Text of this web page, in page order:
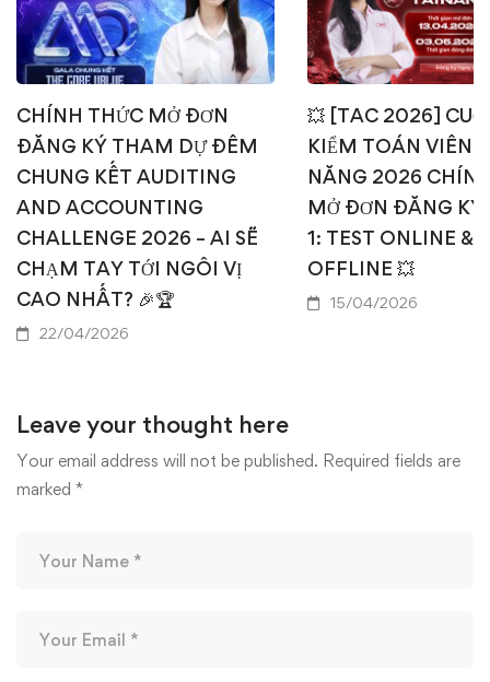
CHÍNH THỨC MỞ ĐƠN
ĐĂNG KÝ THAM DỰ ĐÊM
CHUNG KẾT AUDITING
AND ACCOUNTING
CHALLENGE 2026 – AI SẼ
CHẠM TAY TỚI NGÔI VỊ
CAO NHẤT? 🎉🏆
22/04/2026
💥 [TAC 2026]
KIỂM TOÁN VIÊN
NĂNG 2026
MỞ ĐƠN ĐĂNG KÝ
1: TEST ONLINE &
OFFLINE 💥
15/04/2026
Leave your thought here
Your email address will not be published. Required fields are
marked *